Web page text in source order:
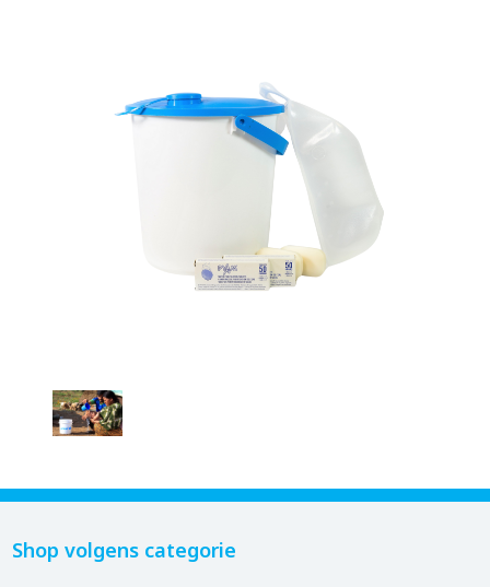
Shop volgens categorie